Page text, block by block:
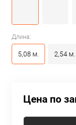
Длина:
5,08 м. 2,54 м.
Цена по